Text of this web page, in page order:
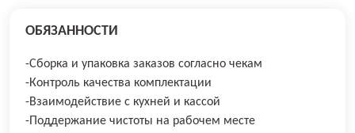
ОБЯЗАННОСТИ
-Сборка и упаковка заказов согласно чекам
-Контроль качества комплектации
-Взаимодействие с кухней и кассой
-Поддержание чистоты на рабочем месте